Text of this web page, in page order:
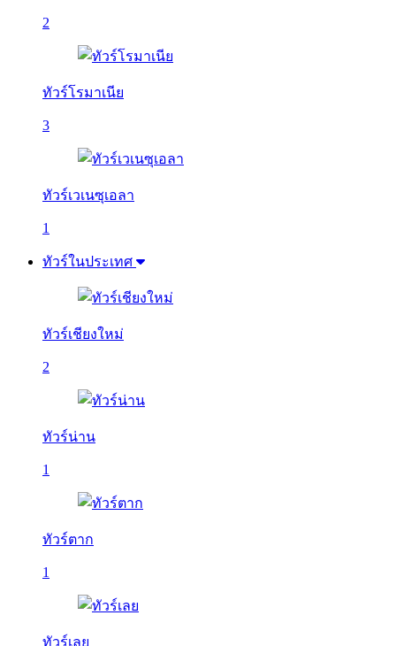
2
ทัวร์โรมาเนีย
3
ทัวร์เวเนซุเอลา
1
ทัวร์ในประเทศ
ทัวร์เชียงใหม่
2
ทัวร์น่าน
1
ทัวร์ตาก
1
ทัวร์เลย